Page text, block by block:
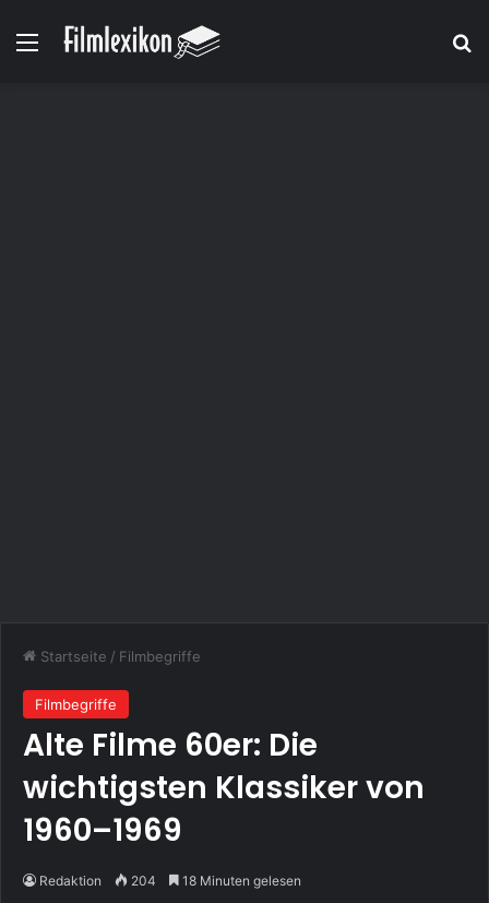
Menü
Startseite / Filmbegriffe
Filmbegriffe
Alte Filme 60er: Die
wichtigsten Klassiker von
1960–1969
Redaktion 204 18 Minuten gelesen